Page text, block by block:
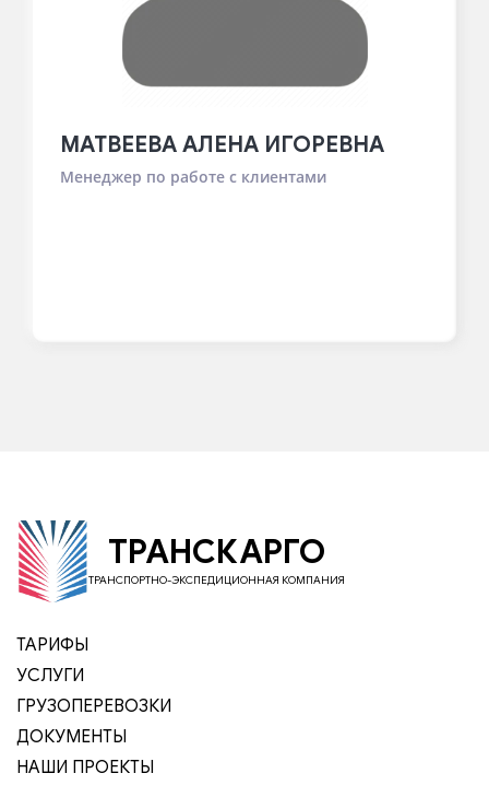
МАТВЕЕВА АЛЕНА ИГОРЕВНА
Менеджер по работе с клиентами
ТРАНСКАРГО
ТРАНСПОРТНО-ЭКСПЕДИЦИОННАЯ КОМПАНИЯ
ТАРИФЫ
УСЛУГИ
ГРУЗОПЕРЕВОЗКИ
ДОКУМЕНТЫ
НАШИ ПРОЕКТЫ